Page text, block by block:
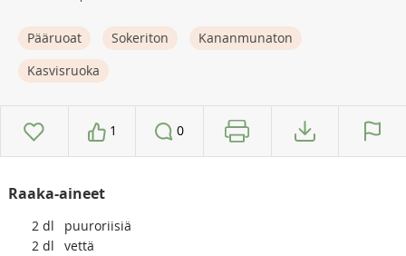
Pääruoat Sokeriton
Kananmunaton
Kasvisruoka
1 0
Raaka-aineet
2 dl
puuroriisiä
2 dl
vettä